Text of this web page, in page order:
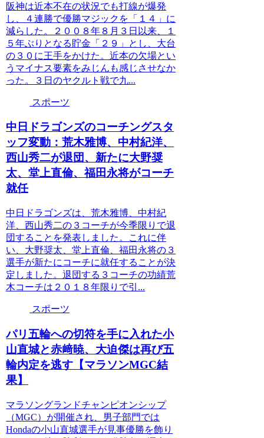
阪神は近本不在の状況でも打線が爆発
し、４連勝で優勝マジックを「１４」に
減らした。２００８年８月３日以来、１
５年ぶりとなる貯金「２９」とし、大台
の３０に王手をかけた。近本の欠場とい
うマイナス要素をみじんも感じさせなか
った。３日のヤクルト戦で九...
スポーツ
中日ドラゴンズのコーチングスタ
ッフ変動：荒木雅博、中村紀洋、
西山秀二が退団、新たに大野奨
太、堂上直倫、福田永将がコーチ
就任
中日ドラゴンズは、荒木雅博、中村紀
洋、西山秀二の３コーチが今季限りで退
団することを発表しました。これに伴
い、大野奨太、堂上直倫、福田永将の３
選手が新たにコーチに就任することが決
定しました。退団する３コーチの功績荒
木コーチは２０１８年限りで引...
スポーツ
パリ五輪への切符を手に入れた小
山直城と赤﨑暁、大迫傑は再び五
輪内定を逃す【マラソンMGC結
果】
マラソングランドチャンピオンシップ
（MGC）が開催され、男子部門では
Hondaの小山直城選手が見事優勝を飾り